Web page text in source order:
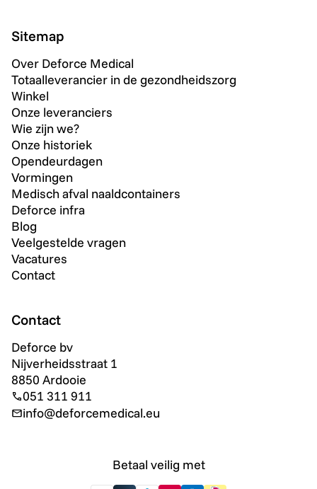
Sitemap
Over Deforce Medical
Totaalleverancier in de gezondheidszorg
Winkel
Onze leveranciers
Wie zijn we?
Onze historiek
Opendeurdagen
Vormingen
Medisch afval naaldcontainers
Deforce infra
Blog
Veelgestelde vragen
Vacatures
Contact
Contact
Deforce bv
Nijverheidsstraat 1
8850 Ardooie
051 311 911
info@deforcemedical.eu
Betaal veilig met